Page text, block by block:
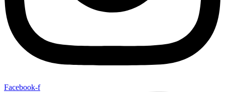
Facebook-f